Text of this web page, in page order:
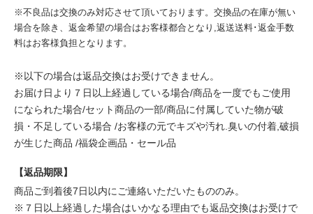
※不良品は交換のみ対応させて頂いております。交換品の在庫が無い
場合を除き、返金希望の場合はお客様都合となり,返送送料･返金手数
料はお客様負担となります。
※以下の場合は返品交換はお受けできません。
お届け日より７日以上経過している場合/商品を一度でもご使用
になられた場合/セット商品の一部/商品に付属していた物が破
損・不足している場合 /お客様の元でキズや汚れ.臭いの付着,破損
が生じた商品 /福袋企画品・セール品
【返品期限】
商品ご到着後7日以内にご連絡いただいたもののみ。
※７日以上経過した場合はいかなる理由でも返品交換はお受けで